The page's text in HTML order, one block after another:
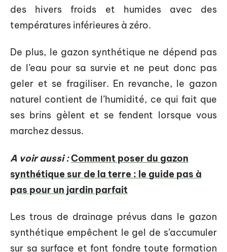
des hivers froids et humides avec des
températures inférieures à zéro.
De plus, le gazon synthétique ne dépend pas
de l’eau pour sa survie et ne peut donc pas
geler et se fragiliser. En revanche, le gazon
naturel contient de l’humidité, ce qui fait que
ses brins gèlent et se fendent lorsque vous
marchez dessus.
A voir aussi :Comment poser du gazon
synthétique sur de la terre : le guide pas à
pas pour un jardin parfait
Les trous de drainage prévus dans le gazon
synthétique empêchent le gel de s’accumuler
sur sa surface et font fondre toute formation